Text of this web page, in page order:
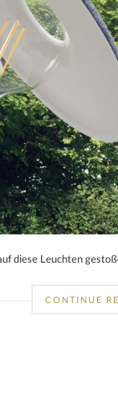
diese Leuchten
CONTINUE